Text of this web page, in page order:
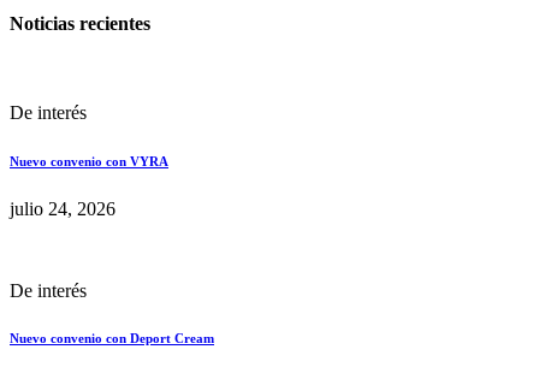
Noticias recientes
De interés
Nuevo convenio con VYRA
julio 24, 2026
De interés
Nuevo convenio con Deport Cream